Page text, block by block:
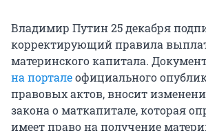
Владимир Путин 25 декабря
корректирующий правила
материнского капитала.
на порталеофициального
правовых актов, вносит
закона о маткапитале, которая
имеет право на получение